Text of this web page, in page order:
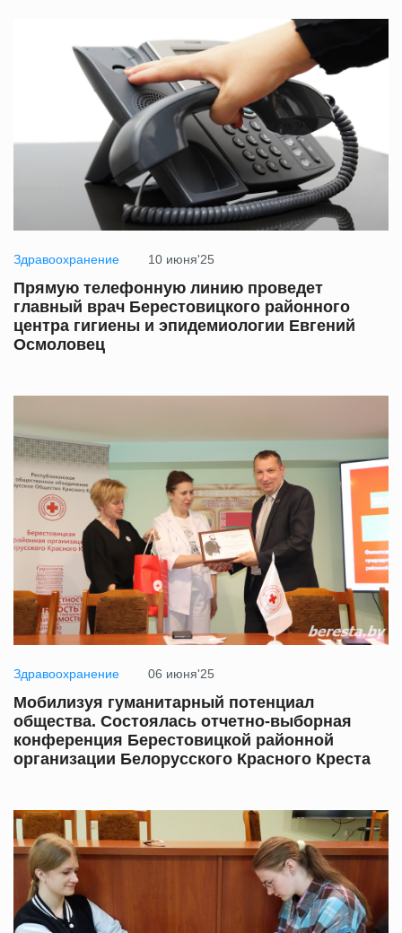
Здравоохранение 10 июня'25
Прямую телефонную линию проведет
главный врач Берестовицкого районного
центра гигиены и эпидемиологии Евгений
Осмоловец
Здравоохранение 06 июня'25
Мобилизуя гуманитарный потенциал
общества. Состоялась отчетно-выборная
конференция Берестовицкой районной
организации Белорусского Красного Креста